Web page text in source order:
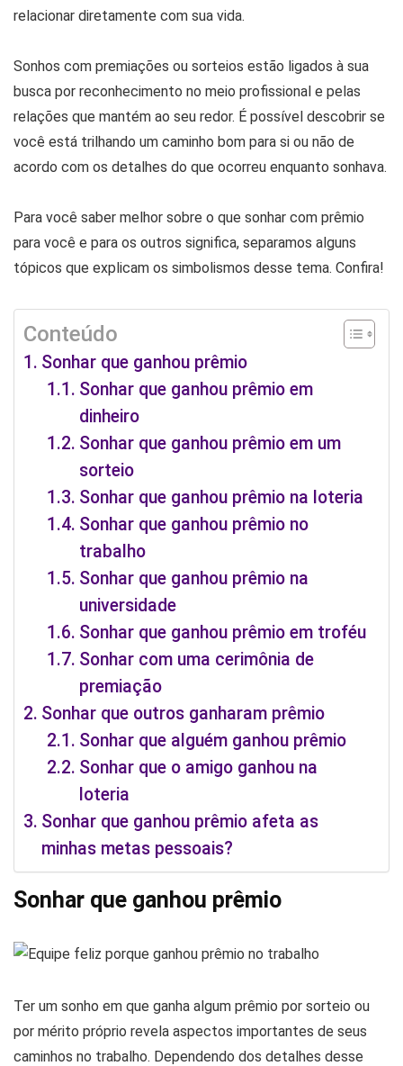
relacionar diretamente com sua vida.
Sonhos com premiações ou sorteios estão ligados à sua
busca por reconhecimento no meio profissional e pelas
relações que mantém ao seu redor. É possível descobrir se
você está trilhando um caminho bom para si ou não de
acordo com os detalhes do que ocorreu enquanto sonhava.
Para você saber melhor sobre o que sonhar com prêmio
para você e para os outros significa, separamos alguns
tópicos que explicam os simbolismos desse tema. Confira!
Conteúdo
Sonhar que ganhou prêmio
Sonhar que ganhou prêmio em
dinheiro
Sonhar que ganhou prêmio em um
sorteio
Sonhar que ganhou prêmio na loteria
Sonhar que ganhou prêmio no
trabalho
Sonhar que ganhou prêmio na
universidade
Sonhar que ganhou prêmio em troféu
Sonhar com uma cerimônia de
premiação
Sonhar que outros ganharam prêmio
Sonhar que alguém ganhou prêmio
Sonhar que o amigo ganhou na
loteria
Sonhar que ganhou prêmio afeta as
minhas metas pessoais?
Sonhar que ganhou prêmio
Ter um sonho em que ganha algum prêmio por sorteio ou
por mérito próprio revela aspectos importantes de seus
caminhos no trabalho. Dependendo dos detalhes desse